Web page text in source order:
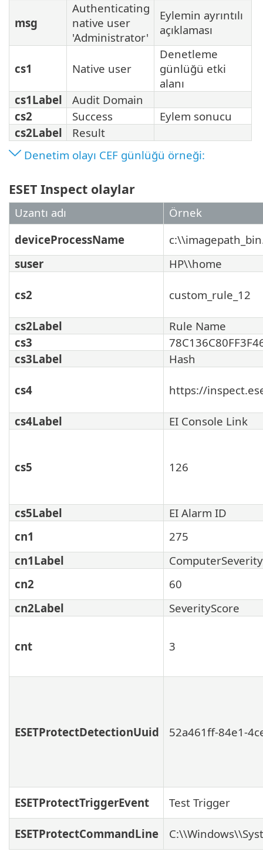
msg
Authenticating
native user
'Administrator'
Eylemin ayrıntılı
açıklaması
cs1 Native user
Denetleme
günlüğü etki
alanı
cs1Label
Audit Domain
cs2
Success
Eylem sonucu
cs2Label
Result
Denetim olayı CEF günlüğü örneği:
ESET Inspect olaylar
Uzantı adı
Örnek
deviceProcessName
suser
HP\\home
cs2 custom_rule_12
cs2Label
Rule Name
cs3
cs3Label
Hash
cs4 https://
cs4Label EI Console Link
cs5 126
cs5Label
EI Alarm ID
cn1
275
cn1Label
cn2
60
cn2Label
SeverityScore
cnt 3
ESETProtectDetectionUuid 52a461ff-84e1-
ESETProtectTriggerEvent Test Trigger
ESETProtectCommandLine